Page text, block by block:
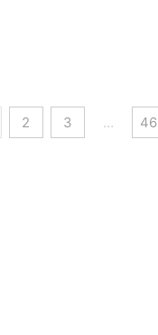
2 3 … 46